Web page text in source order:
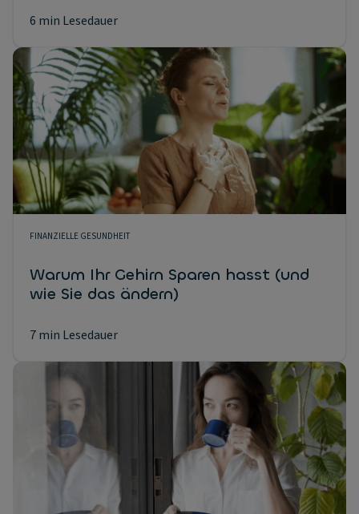
6 min Lesedauer
FINANZIELLE GESUNDHEIT
Warum Ihr Gehirn Sparen hasst (und
wie Sie das ändern)
7 min Lesedauer